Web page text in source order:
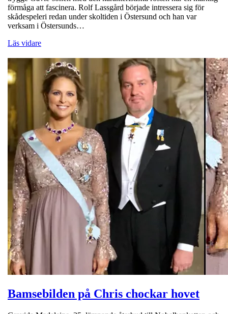
förmåga att fascinera. Rolf Lassgård började intressera sig för
skådespeleri redan under skoltiden i Östersund och han var
verksam i Östersunds…
Läs vidare
Bamsebilden på Chris chockar hovet